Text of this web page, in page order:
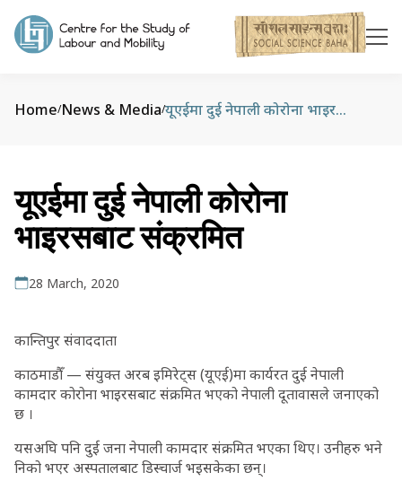
Home/News & Media/ यूएईमा दुई नेपाली कोरोना भाइरसबाट संक्रमित
यूएईमा दुई नेपाली कोरोना
भाइरसबाट संक्रमित
28 March, 2020
कान्तिपुर संवाददाता
काठमाडौँ — संयुक्त अरब इमिरेट्स (यूएई)मा कार्यरत दुई नेपाली
कामदार कोरोना भाइरसबाट संक्रमित भएको नेपाली दूतावासले जनाएको
छ ।
यसअघि पनि दुई जना नेपाली कामदार संक्रमित भएका थिए। उनीहरु भने
निको भएर अस्पतालबाट डिस्चार्ज भइसकेका छन्।